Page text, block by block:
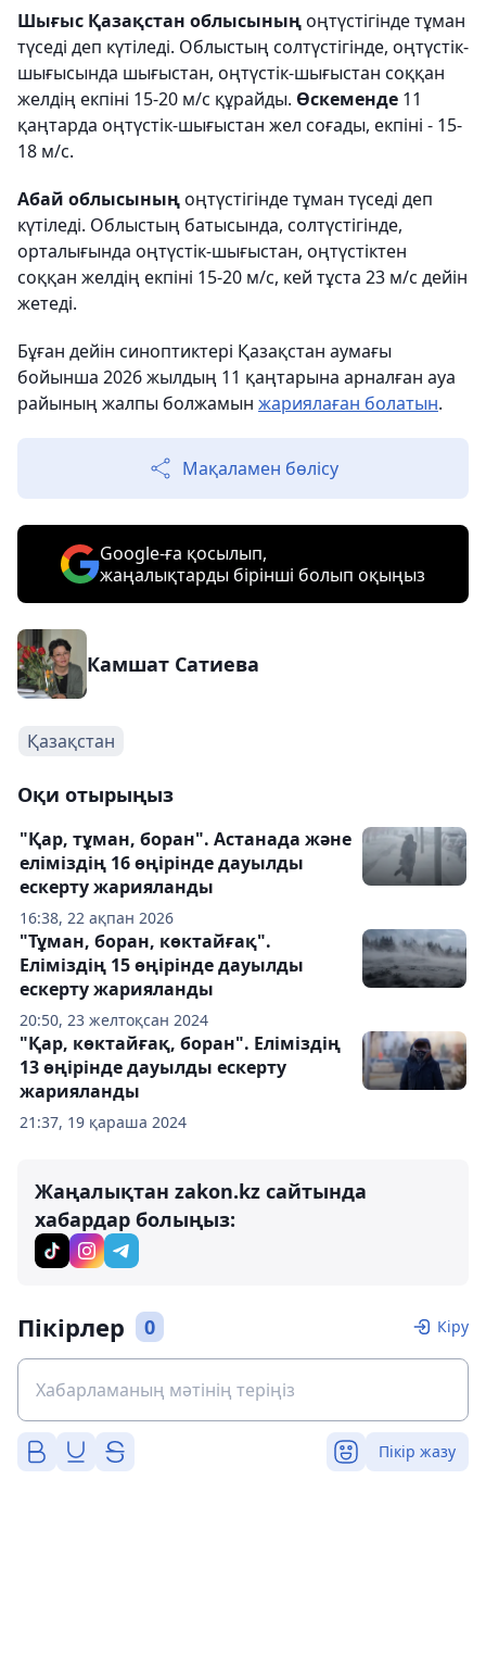
Шығыс Қазақстан облысыныңоңтүстігінде тұман
түседі деп күтіледі. Облыстың солтүстігінде, оңтүстік-
шығысында шығыстан, оңтүстік-шығыстан соққан
желдің екпіні 15-20 м/с құрайды. Өскеменде 11
қаңтарда оңтүстік-шығыстан жел соғады, екпіні - 15-
18 м/с.
Абай облысыныңоңтүстігінде тұман түседі деп
күтіледі. Облыстың батысында, солтүстігінде,
орталығында оңтүстік-шығыстан, оңтүстіктен
соққан желдің екпіні 15-20 м/с, кей тұста 23 м/с дейін
жетеді.
Бұған дейін синоптиктері Қазақстан аумағы
бойынша 2026 жылдың 11 қаңтарына арналған ауа
райының жалпы болжамын жариялаған болатын.
Мақаламен бөлісу
Google-ға қосылып,
жаңалықтарды бірінші болып оқыңыз
Камшат Сатиева
Қазақстан
Оқи отырыңыз
16:38, 22 ақпан 2026
"Қар, тұман, боран". Астанада және
еліміздің 16 өңірінде дауылды
ескерту жарияланды
20:50, 23 желтоқсан 2024
"Тұман, боран, көктайғақ".
Еліміздің 15 өңірінде дауылды
ескерту жарияланды
21:37, 19 қараша 2024
"Қар, көктайғақ, боран". Еліміздің
13 өңірінде дауылды ескерту
жарияланды
Жаңалықтан zakon.kz сайтында
хабардар болыңыз:
Пікірлер 0 Кіру
Пікір жазу